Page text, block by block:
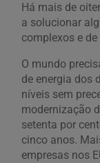
Há mais de
a solucionar
complexos e
O mundo
de energia dos
níveis sem
modernização
setenta por
cinco anos.
empresas nos